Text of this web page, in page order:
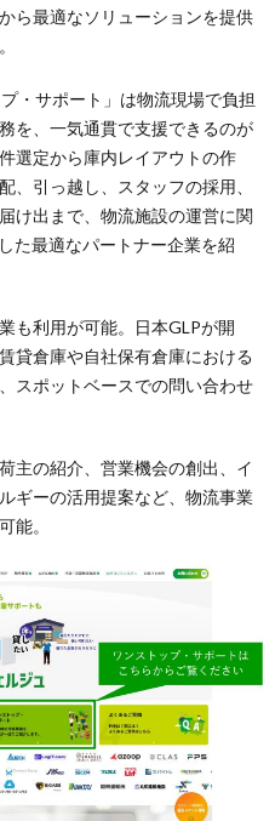
ら最適なソリューションを提供
・サポート」は物流現場で負担
を、一気通貫で支援できるのが
選定から庫内レイアウトの作
、引っ越し、スタッフの採用、
け出まで、物流施設の運営に関
た最適なパートナー企業を紹
も利用が可能。日本GLPが開
貸倉庫や自社保有倉庫における
スポットベースでの問い合わせ
主の紹介、営業機会の創出、イ
ギーの活用提案など、物流事業
能。